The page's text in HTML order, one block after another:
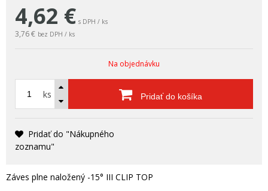
4,62 € s DPH / ks
3,76 € bez DPH / ks
Na objednávku
ks Pridať do košíka
Pridať do "Nákupného
zoznamu"
Záves plne naložený -15° III CLIP TOP